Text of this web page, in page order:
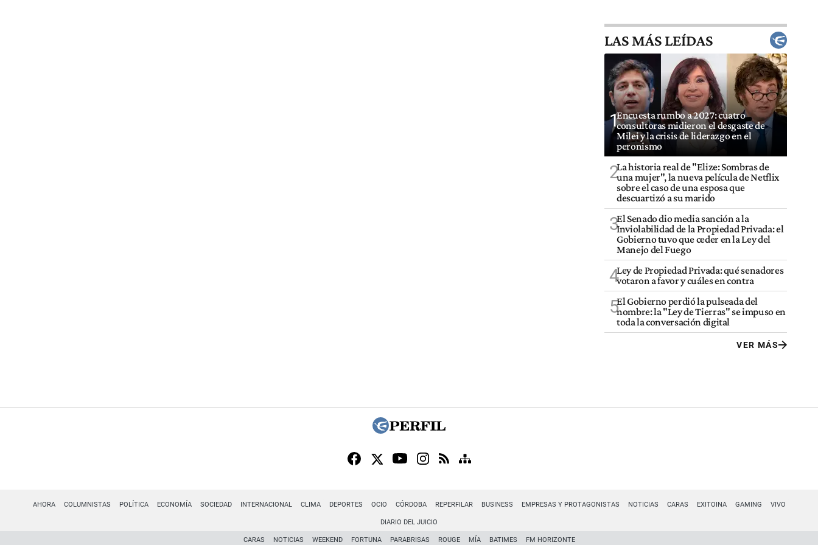
LAS MÁS LEÍDAS
1Encuesta rumbo a 2027: cuatro
consultoras midieron el desgaste de
Milei y la crisis de liderazgo en el
peronismo
2La historia real de "Elize: Sombras de
una mujer", la nueva película de Netflix
sobre el caso de una esposa que
descuartizó a su marido
3El Senado dio media sanción a la
Inviolabilidad de la Propiedad Privada: el
Gobierno tuvo que ceder en la Ley del
Manejo del Fuego
4Ley de Propiedad Privada: qué senadores
votaron a favor y cuáles en contra
5El Gobierno perdió la pulseada del
nombre: la "Ley de Tierras" se impuso en
toda la conversación digital
VER MÁS
AHORA COLUMNISTAS POLÍTICA ECONOMÍA SOCIEDAD INTERNACIONAL CLIMA DEPORTES OCIO CÓRDOBA REPERFILAR BUSINESS EMPRESAS Y PROTAGONISTAS NOTICIAS CARAS EXITOINA GAMING VIVO
DIARIO DEL JUICIO
CARAS NOTICIAS WEEKEND FORTUNA PARABRISAS ROUGE MÍA BATIMES FM HORIZONTE